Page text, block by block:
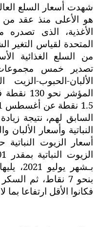
هو الأعلى منذ عقد
الأغذية، الذى تصدره
المتحدة لقياس التغير
من السلع الغذائية
تصدير خمس
الألبان-الحبوب-
السابق لهم، نتيجة
النباتية وأسعار الألبان
أسعار الزيوت
بـشهر
فكانوا الأقل ارتفاعا بما لا يتجاوز 1.5